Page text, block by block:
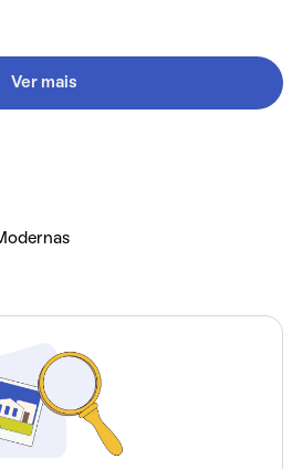
Ver mais